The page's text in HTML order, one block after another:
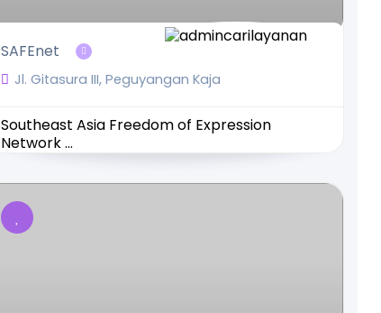
SAFEnet
Jl. Gitasura III, Peguyangan Kaja
Southeast Asia Freedom of Expression
Network ...